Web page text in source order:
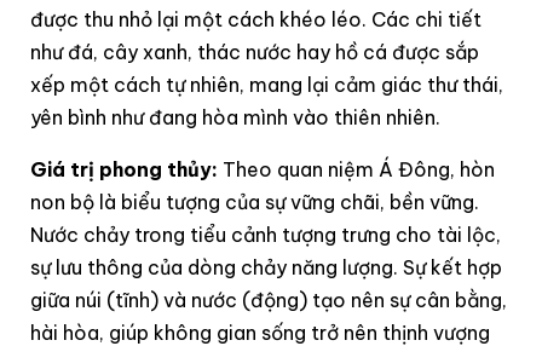
được thu nhỏ lại một cách khéo léo. Các chi tiết
như đá, cây xanh, thác nước hay hồ cá được sắp
xếp một cách tự nhiên, mang lại cảm giác thư thái,
yên bình như đang hòa mình vào thiên nhiên.
Giá trị phong thủy: Theo quan niệm Á Đông, hòn
non bộ là biểu tượng của sự vững chãi, bền vững.
Nước chảy trong tiểu cảnh tượng trưng cho tài lộc,
sự lưu thông của dòng chảy năng lượng. Sự kết hợp
giữa núi (tĩnh) và nước (động) tạo nên sự cân bằng,
hài hòa, giúp không gian sống trở nên thịnh vượng